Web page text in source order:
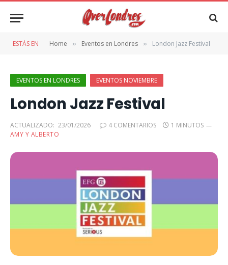
ESTÁS EN Home » Eventos en Londres » London Jazz Festival
EVENTOS EN LONDRES EVENTOS NOVIEMBRE
London Jazz Festival
ACTUALIZADO: 23/01/2026 4 COMENTARIOS
1 MINUTOS
AMY Y ALBERTO